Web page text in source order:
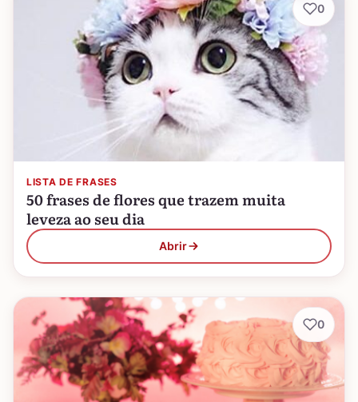
LISTA DE FRASES
50 frases de flores que trazem muita
leveza ao seu dia
Abrir
0
0